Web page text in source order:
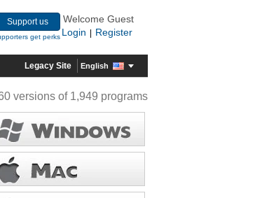
Support us
get perks
Welcome Guest
Login
Register
Legacy Site English
versions of 1,949 programs